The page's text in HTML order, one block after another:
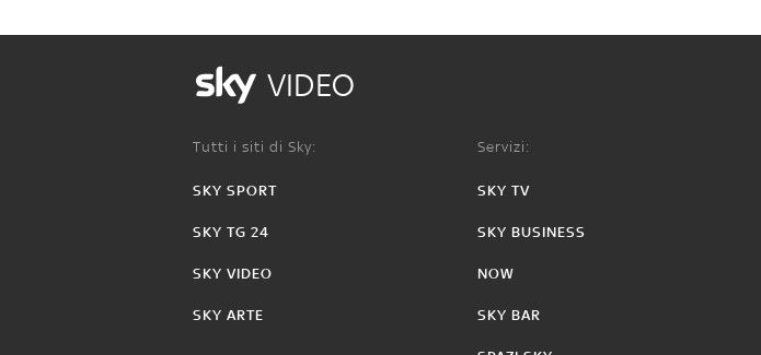
VIDEO
Tutti i siti di Sky:
SKY SPORT
SKY TG 24
SKY VIDEO
SKY ARTE
Servizi:
SKY TV
SKY BUSINESS
NOW
SKY BAR